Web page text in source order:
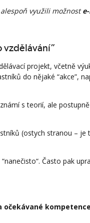
využili možnost
vzdělávání”
projekt, včetně
do nějaké “akce”,
s teorií, ale
(ostych stranou – je
Často pak
očekávané